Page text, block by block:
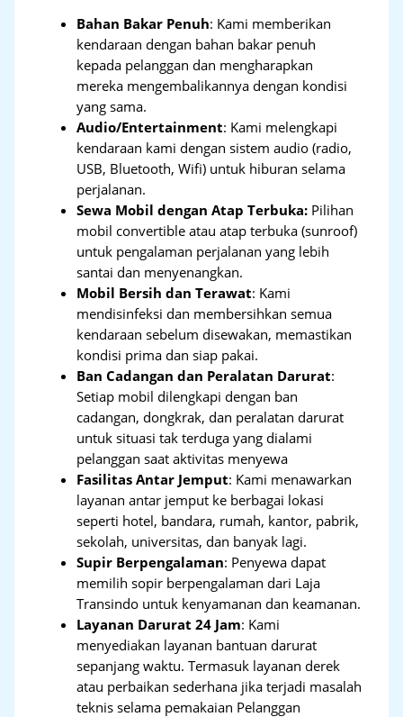
Bahan Bakar Penuh: Kami memberikan
kendaraan dengan bahan bakar penuh
kepada pelanggan dan mengharapkan
mereka mengembalikannya dengan kondisi
yang sama.
Audio/Entertainment: Kami melengkapi
kendaraan kami dengan sistem audio (radio,
USB, Bluetooth, Wifi) untuk hiburan selama
perjalanan.
Sewa Mobil dengan Atap Terbuka: Pilihan
mobil convertible atau atap terbuka (sunroof)
untuk pengalaman perjalanan yang lebih
santai dan menyenangkan.
Mobil Bersih dan Terawat: Kami
mendisinfeksi dan membersihkan semua
kendaraan sebelum disewakan, memastikan
kondisi prima dan siap pakai.
Ban Cadangan dan Peralatan Darurat:
Setiap mobil dilengkapi dengan ban
cadangan, dongkrak, dan peralatan darurat
untuk situasi tak terduga yang dialami
pelanggan saat aktivitas menyewa
Fasilitas Antar Jemput: Kami menawarkan
layanan antar jemput ke berbagai lokasi
seperti hotel, bandara, rumah, kantor, pabrik,
sekolah, universitas, dan banyak lagi.
Supir Berpengalaman: Penyewa dapat
memilih sopir berpengalaman dari Laja
Transindo untuk kenyamanan dan keamanan.
Layanan Darurat 24 Jam: Kami
menyediakan layanan bantuan darurat
sepanjang waktu. Termasuk layanan derek
atau perbaikan sederhana jika terjadi masalah
teknis selama pemakaian Pelanggan